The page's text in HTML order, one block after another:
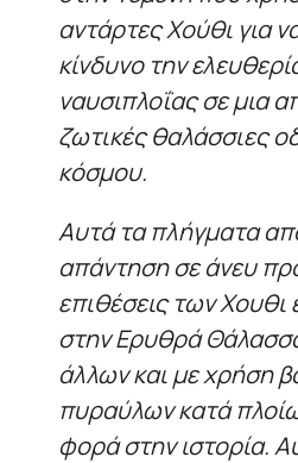
αντάρτες Χούθι για
κίνδυνο την
ναυσιπλοΐας σε μια
ζωτικές θαλάσσιες
κόσμου.
Αυτά τα πλήγματα
απάντηση σε άνευ
επιθέσεις των Χουθι
στην Ερυθρά
άλλων και με χρήση
πυραύλων κατά
φορά στην ιστορία.